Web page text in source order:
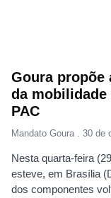
Goura propõe
da mobilidade
PAC
Mandato Goura 30 de
Nesta quarta-feira
esteve, em Brasília
dos componentes